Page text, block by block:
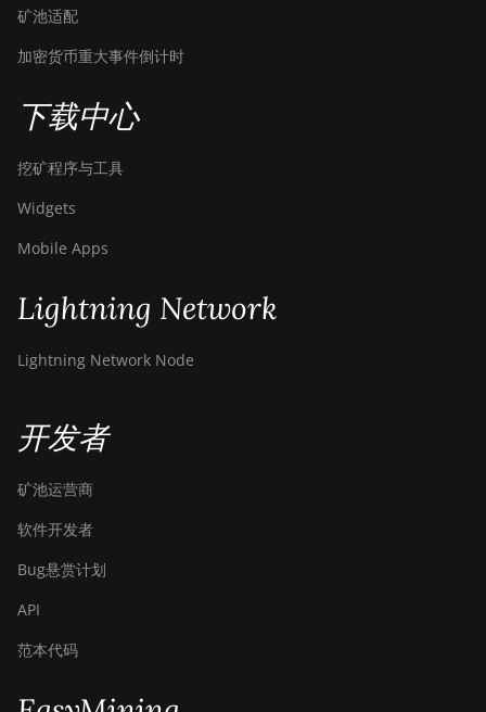
矿池适配
加密货币重大事件倒计时
下载中心
挖矿程序与工具
Widgets
Mobile Apps
Lightning Network
Lightning Network Node
开发者
矿池运营商
软件开发者
Bug悬赏计划
API
范本代码